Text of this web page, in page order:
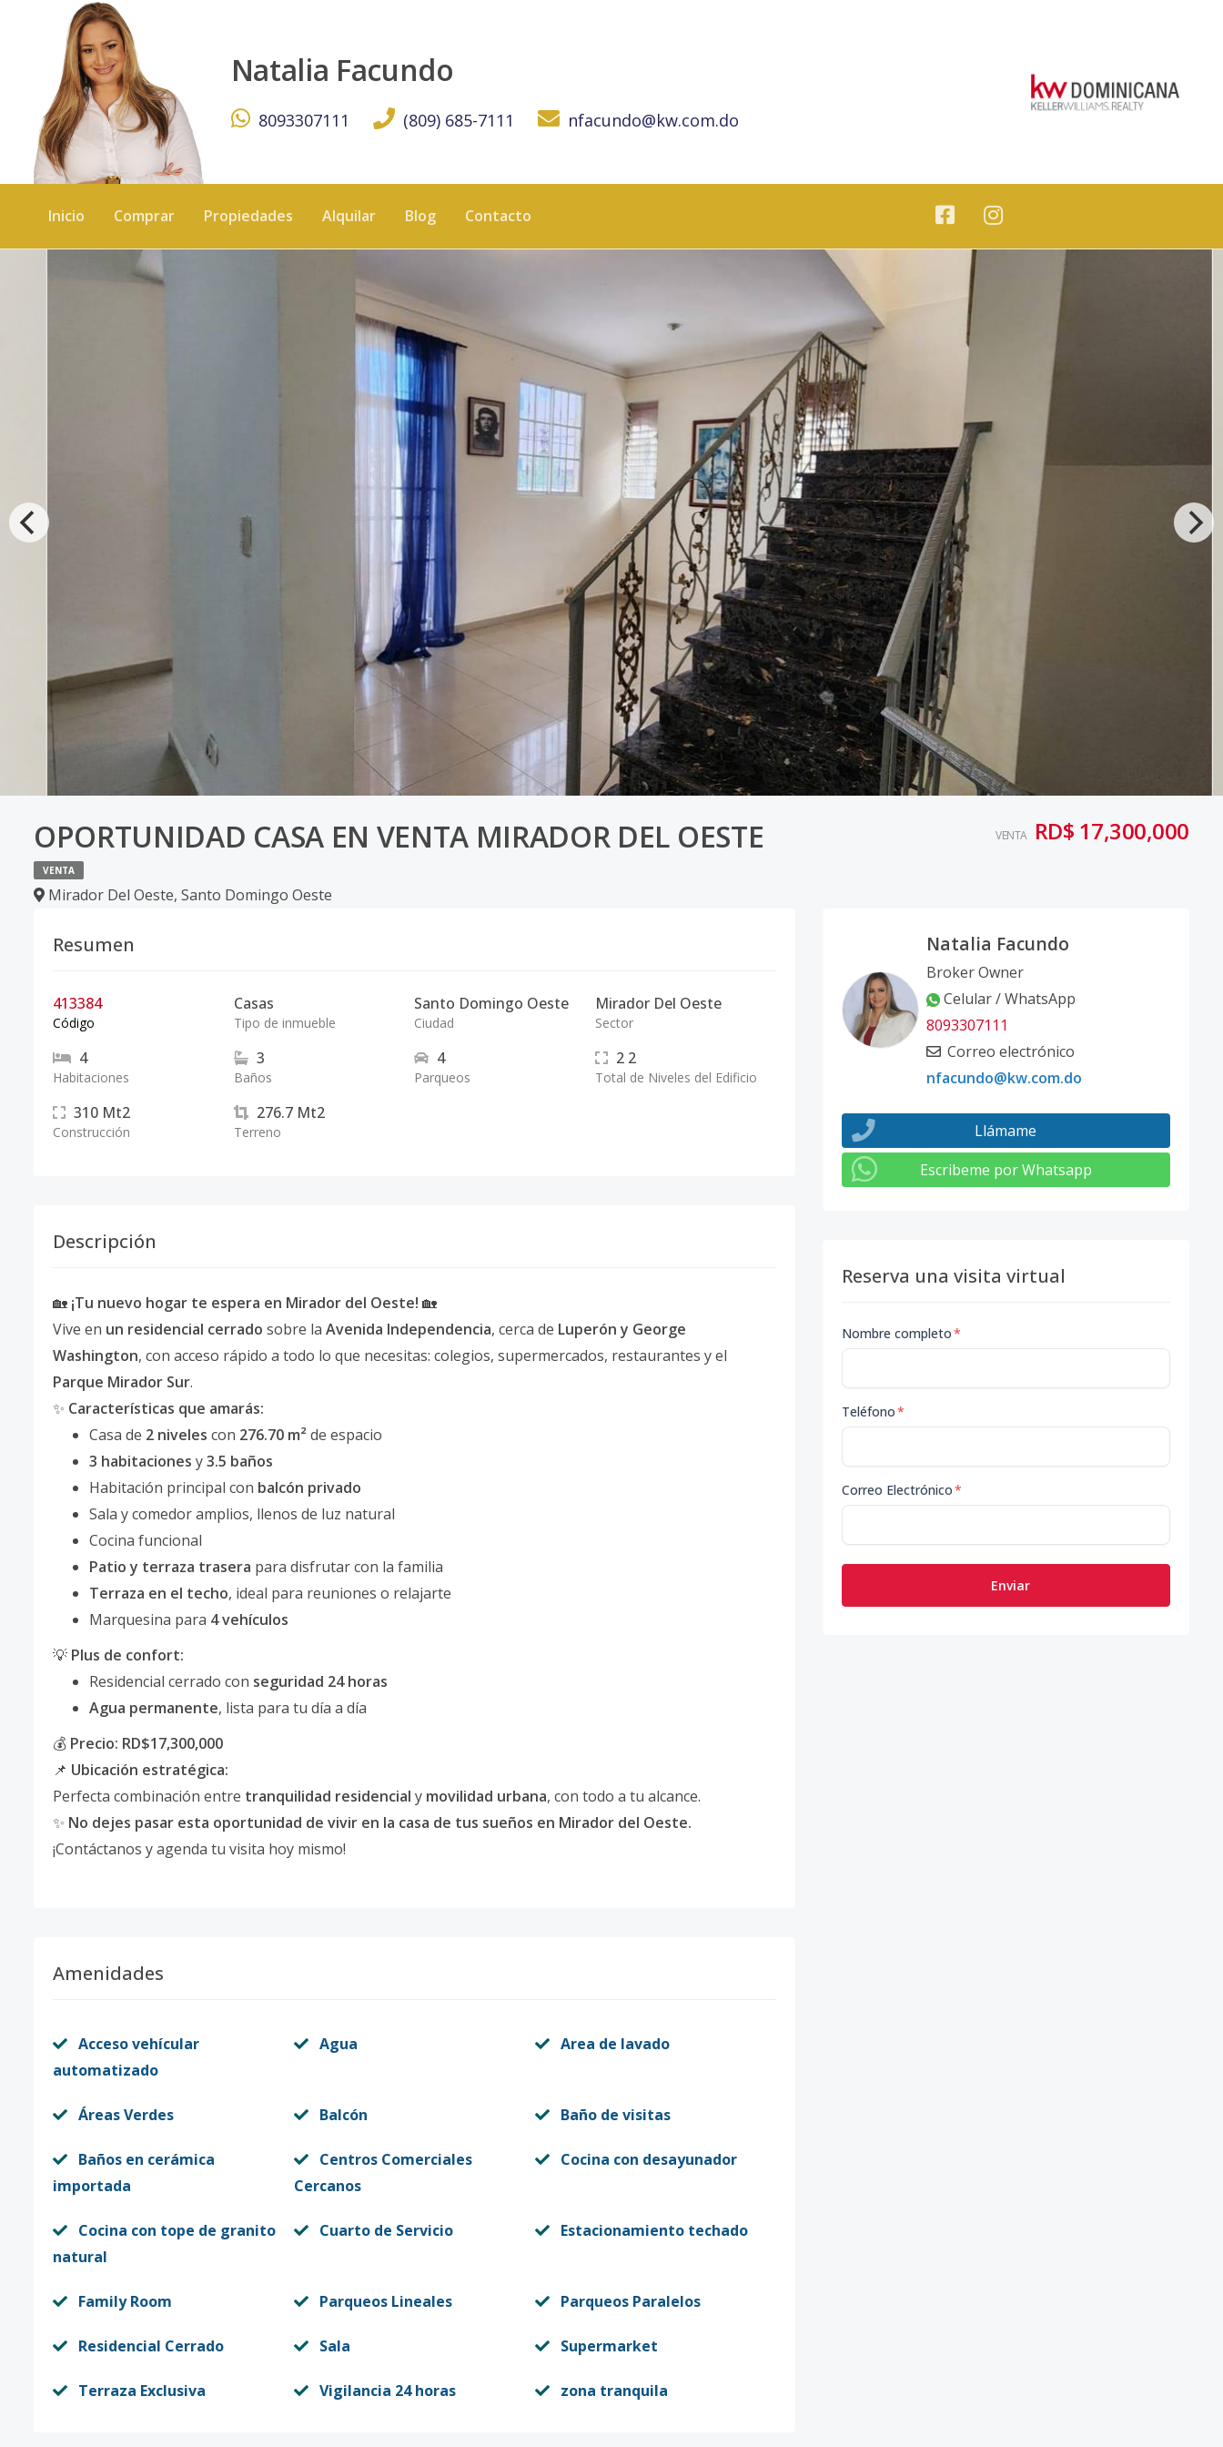
Natalia Facundo
8093307111 (809) 685-7111 nfacundo@kw.com.do
Inicio Comprar Propiedades Alquilar Blog Contacto
OPORTUNIDAD CASA EN VENTA MIRADOR DEL OESTE
VENTA
Mirador Del Oeste, Santo Domingo Oeste
VENTA RD$ 17,300,000
Resumen
413384
Código
Casas
Tipo de inmueble
Santo Domingo Oeste
Ciudad
Mirador Del Oeste
Sector
4
Habitaciones
3
Baños
4
Parqueos
2 2
Total de Niveles del Edificio
310 Mt2
Construcción
276.7 Mt2
Terreno
Descripción
🏡 ¡Tu nuevo hogar te espera en Mirador del Oeste! 🏡
Vive en un residencial cerrado sobre la Avenida Independencia, cerca de Luperón y George
Washington, con acceso rápido a todo lo que necesitas: colegios, supermercados, restaurantes y el
Parque Mirador Sur.
✨ Características que amarás:
Casa de 2 niveles con 276.70 m²de espacio
3 habitaciones y3.5 baños
Habitación principal con balcón privado
Sala y comedor amplios, llenos de luz natural
Cocina funcional
Patio y terraza trasera para disfrutar con la familia
Terraza en el techo, ideal para reuniones o relajarte
Marquesina para 4 vehículos
💡 Plus de confort:
Residencial cerrado con seguridad 24 horas
Agua permanente, lista para tu día a día
💰 Precio: RD$17,300,000
📌 Ubicación estratégica:
Perfecta combinación entre tranquilidad residencial y movilidad urbana, con todo a tu alcance.
✨ No dejes pasar esta oportunidad de vivir en la casa de tus sueños en Mirador del Oeste.
¡Contáctanos y agenda tu visita hoy mismo!
Amenidades
Acceso vehícular
automatizado
Agua Area de lavado
Áreas Verdes Balcón Baño de visitas
Baños en cerámica
importada
Centros Comerciales
Cercanos
Cocina con desayunador
Cocina con tope de granito
natural
Cuarto de Servicio Estacionamiento techado
Family Room Parqueos Lineales Parqueos Paralelos
Residencial Cerrado Sala Supermarket
Terraza Exclusiva Vigilancia 24 horas zona tranquila
Natalia Facundo
Broker Owner
Celular / WhatsApp
8093307111
Correo electrónico
nfacundo@kw.com.do
Llámame
Escribeme por Whatsapp
Reserva una visita virtual
Nombre completo*
Teléfono*
Correo Electrónico*
Enviar
OPORTUNIDAD CASA EN VENTA MIRADOR DEL OESTE - KW DOMINICANA